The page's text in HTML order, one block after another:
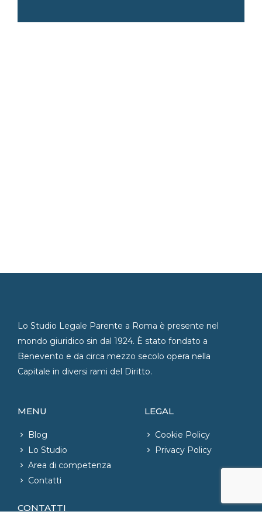
Lo Studio Legale Parente a Roma è presente nel
mondo giuridico sin dal 1924. È stato fondato a
Benevento e da circa mezzo secolo opera nella
Capitale in diversi rami del Diritto.
MENU
Blog
Lo Studio
Area di competenza
Contatti
LEGAL
Cookie Policy
Privacy Policy
CONTATTI